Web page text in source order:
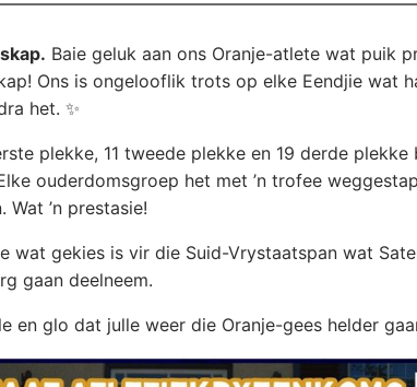
Baie geluk aan ons Oranje-atlete wat puik
Ons is ongelooflik trots op elke Eendjie wat
het. ✨
plekke, 11 tweede plekke en 19 derde
ouderdomsgroep het met ’n trofee
Wat ’n prestasie!
wat gekies is vir die Suid-Vrystaatspan wat
gaan deelneem.
en glo dat julle weer die Oranje-gees helder